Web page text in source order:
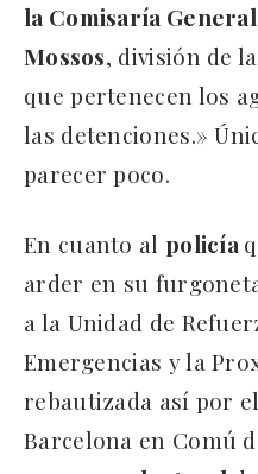
la Comisaría
Mossos, división de la
que pertenecen los
las detenciones.»
parecer poco.
En cuanto al policía
arder en su
a la Unidad de
Emergencias y la
rebautizada así por
Barcelona en Comú